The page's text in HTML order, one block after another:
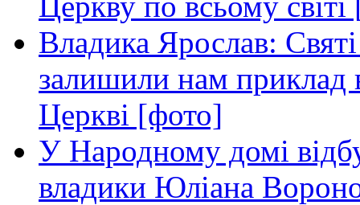
Владика Ярослав:
залишили нам приклад
Церкві [фото]
У Народному домі
владики Юліана